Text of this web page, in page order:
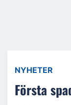
NYHETER
Första